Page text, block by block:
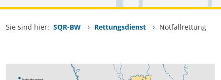
Datenaustausch
Sie sind hier: SQR-BW Rettungsdienst Notfallrettung